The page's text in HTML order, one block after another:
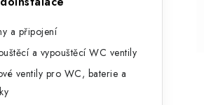
a připojení
a vypouštěcí WC ventily
ventily pro WC, baterie a